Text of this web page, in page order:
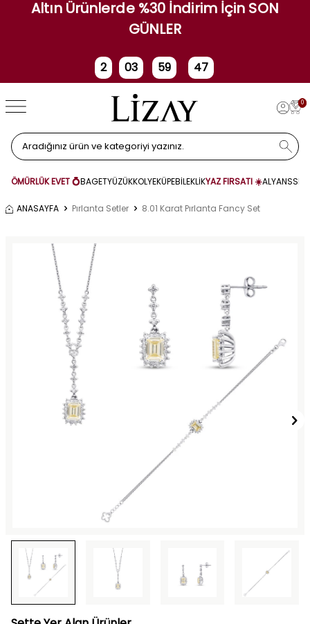
Altın Ürünlerde %30 İndirim İçin SON
GÜNLER
2
Gün
03
Saat
59 47
0
ÖMÜRLÜK EVET 💍BAGETYÜZÜKKOLYEKÜPEBİLEKLİKYAZ FIRSATI ☀️ALYANS
ANASAYFA Pırlanta Setler 8.01 Karat Pırlanta Fancy Set